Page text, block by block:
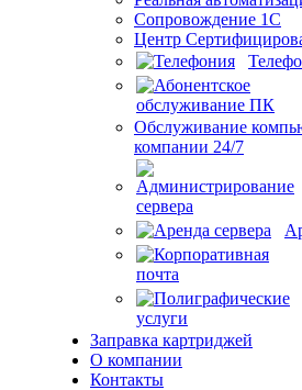
Сопровождение 1С
Центр
Обслуживание
компании 24/7
Заправка картриджей
О компании
Контакты